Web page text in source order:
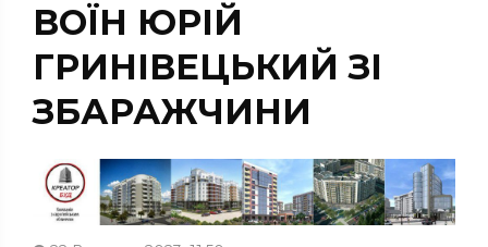
ВОЇН ЮРІЙ
ГРИНІВЕЦЬКИЙ ЗІ
ЗБАРАЖЧИНИ